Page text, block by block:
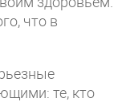
что в
те, кто